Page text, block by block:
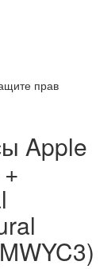
прав
Apple